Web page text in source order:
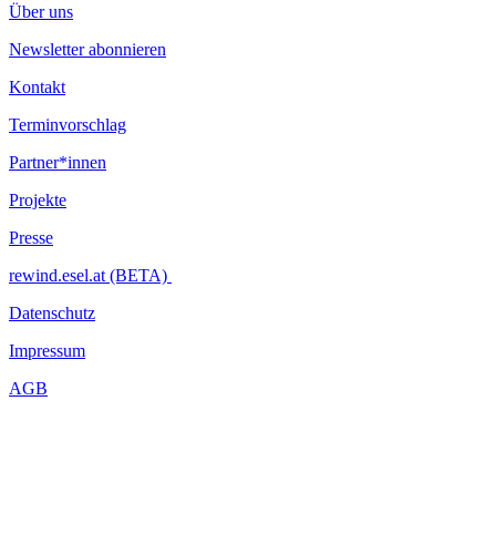
Über uns
Newsletter abonnieren
Kontakt
Terminvorschlag
Partner*innen
Projekte
Presse
rewind.esel.at (BETA)
Datenschutz
Impressum
AGB